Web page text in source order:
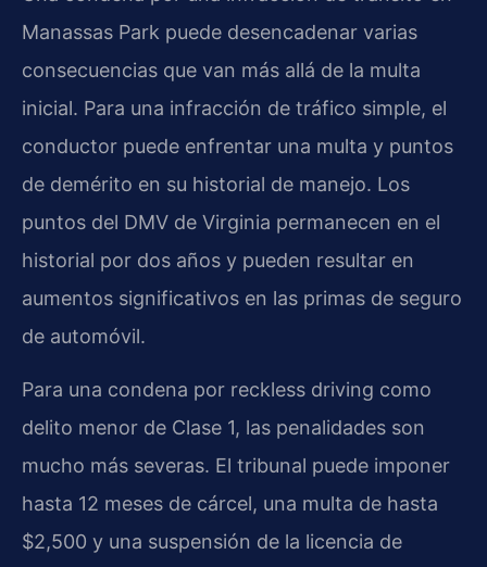
Manassas Park puede desencadenar varias
consecuencias que van más allá de la multa
inicial. Para una infracción de tráfico simple, el
conductor puede enfrentar una multa y puntos
de demérito en su historial de manejo. Los
puntos del DMV de Virginia permanecen en el
historial por dos años y pueden resultar en
aumentos significativos en las primas de seguro
de automóvil.
Para una condena por reckless driving como
delito menor de Clase 1, las penalidades son
mucho más severas. El tribunal puede imponer
hasta 12 meses de cárcel, una multa de hasta
$2,500 y una suspensión de la licencia de